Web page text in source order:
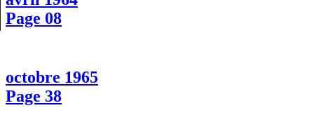
Page 08
octobre 1965
Page 38